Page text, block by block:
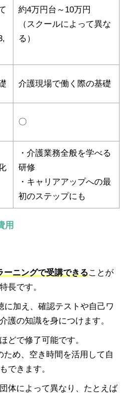
約4万円台～10万円
（スクールによって異な
る）
介護現場で働く際の基礎
〇
・介護業務全般を学べる
研修
・キャリアアップへの最
初のステップにも
用
ーニングで受講できることが
長です。
に加え、確認テストや自己ワ
護の知識を身につけます。
どで修了可能です。
ため、空き時間を活用して自
できます。
体によって異なり、たとえば